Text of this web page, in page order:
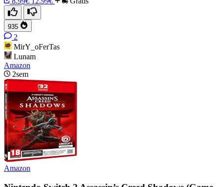
935
2
MirY_oFerTas
Lunam
Amazon
2sem
Amazon